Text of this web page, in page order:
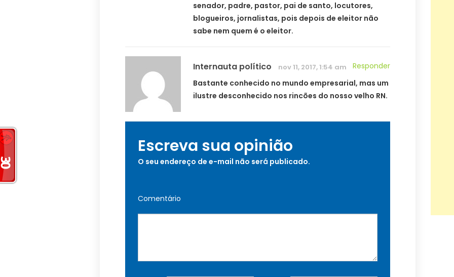
senador, padre, pastor, pai de santo, locutores,
blogueiros, jornalistas, pois depois de eleitor não
sabe nem quem é o eleitor.
Internauta político nov 11, 2017, 1:54 am
Responder
Bastante conhecido no mundo empresarial, mas um
ilustre desconhecido nos rincões do nosso velho RN.
Escreva sua opinião
O seu endereço de e-mail não será publicado.
Comentário